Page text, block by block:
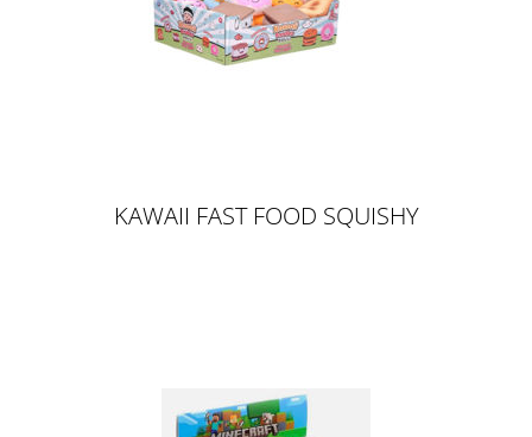
KAWAII FAST FOOD SQUISHY